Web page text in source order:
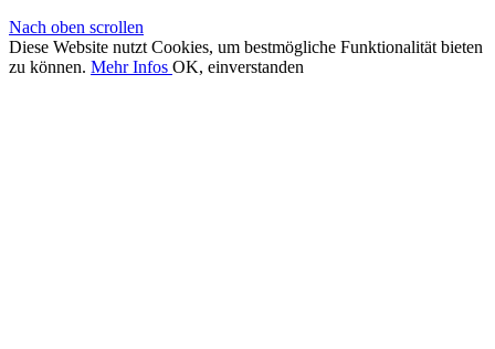
Nach oben scrollen
Diese Website nutzt Cookies, um bestmögliche Funktionalität bieten
zu können. Mehr Infos OK, einverstanden